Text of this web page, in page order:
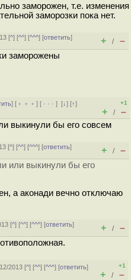
заморожен, т.е. изменения
заморозки пока нет.
[^] [^^] [^^^] [ответить]
+ / –
заморожены
] [ ﹢﹢﹢] [ · · ·][↓] [↑]
+1
+ / –
выкинули бы его совсем
[^] [^^] [^^^] [ответить]
+ / –
или выкинули бы его
а аконади вечно отключаю
[^] [^^] [^^^] [ответить]
+ / –
2013 [^] [^^] [^^^] [ответить]
+1
+ / –